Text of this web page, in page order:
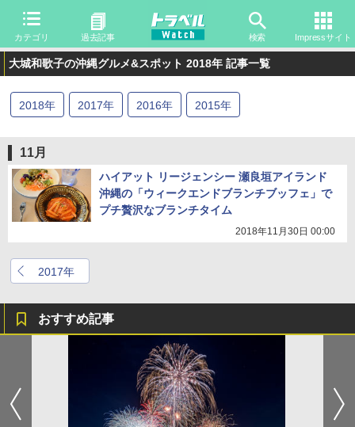
カテゴリ 過去記事 検索 Impressサイト
大城和歌子の沖縄グルメ&スポット 2018年 記事一覧
2018年 2017年 2016年 2015年
11月
ハイアット リージェンシー 瀬良垣アイランド
沖縄の「ウィークエンドブランチブッフェ」で
プチ贅沢なブランチタイム
2018年11月30日 00:00
2017年
おすすめ記事